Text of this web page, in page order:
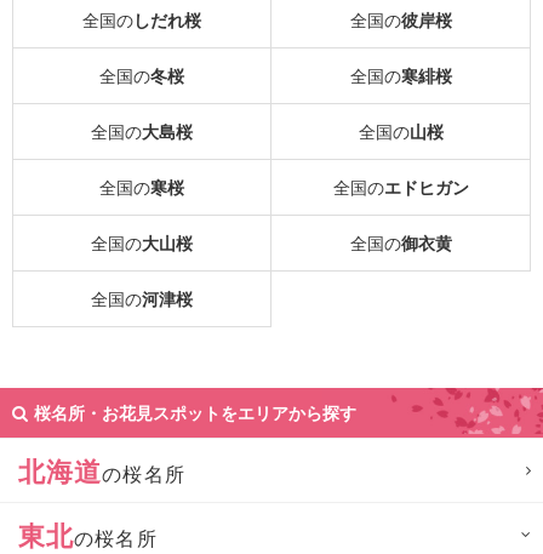
全国のしだれ桜 全国の彼岸桜
全国の冬桜 全国の寒緋桜
全国の大島桜 全国の山桜
全国の寒桜 全国のエドヒガン
全国の大山桜 全国の御衣黄
全国の河津桜
桜名所・お花見スポットをエリアから探す
北海道の桜名所
東北の桜名所